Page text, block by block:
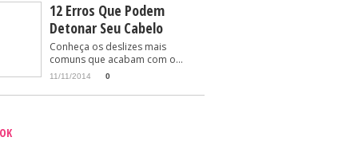
12 Erros Que Podem
Detonar Seu Cabelo
Conheça os deslizes mais
comuns que acabam com o...
11/11/2014 0